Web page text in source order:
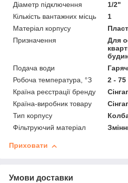
Діаметр підключення
1/2"
Кількість вантажних місць
1
Матеріал корпусу
Призначення
Для
Подача води
Робоча температура, °З
2 - 75
Країна реєстрації бренду
Країна-виробник товару
Тип корпусу
Фільтруючий матеріал
Приховати
Умови доставки